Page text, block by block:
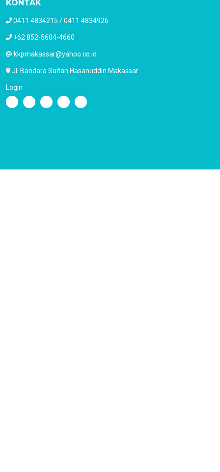
KONTAK
0411 4834215 / 0411 4834926
+62 852-5604-4660
kkpmakassar@yahoo.co.id
Jl. Bandara Sultan Hasanuddin Makassar
Login